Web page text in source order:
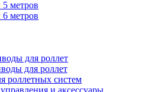
метров
метров
для роллет
для роллет
роллетных систем
и аксессуары